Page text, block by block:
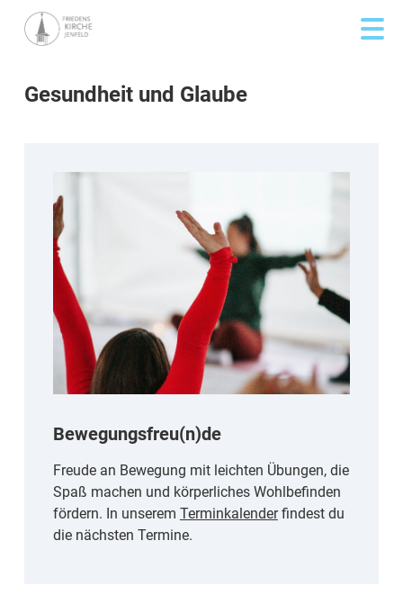
Gesundheit und Glaube
Bewegungsfreu(n)de
Freude an Bewegung mit leichten Übungen, die
Spaß machen und körperliches Wohlbefinden
fördern. In unserem Terminkalenderfindest du
die nächsten Termine.